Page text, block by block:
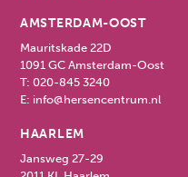
AMSTERDAM-OOST
Mauritskade 22D
1091 GC Amsterdam-Oost
T:020-845 3240
E: info@hersencentrum.nl
HAARLEM
Jansweg 27-29